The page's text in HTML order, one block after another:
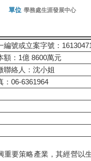
單位 學務處生涯發展中心
編號或立案字號：
額：1億 8600萬元
聯絡人：沈小姐
：06-6361964
重要策略產業，其經營以